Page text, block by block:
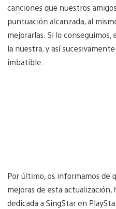
canciones que nuestros
puntuación alcanzada, al
mejorarlas. Si lo
la nuestra, y así
imbatible.
Por último, os informamos de
mejoras de esta actualización,
dedicada a SingStar en